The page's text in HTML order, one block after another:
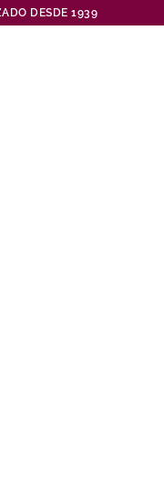
DESDE 1939